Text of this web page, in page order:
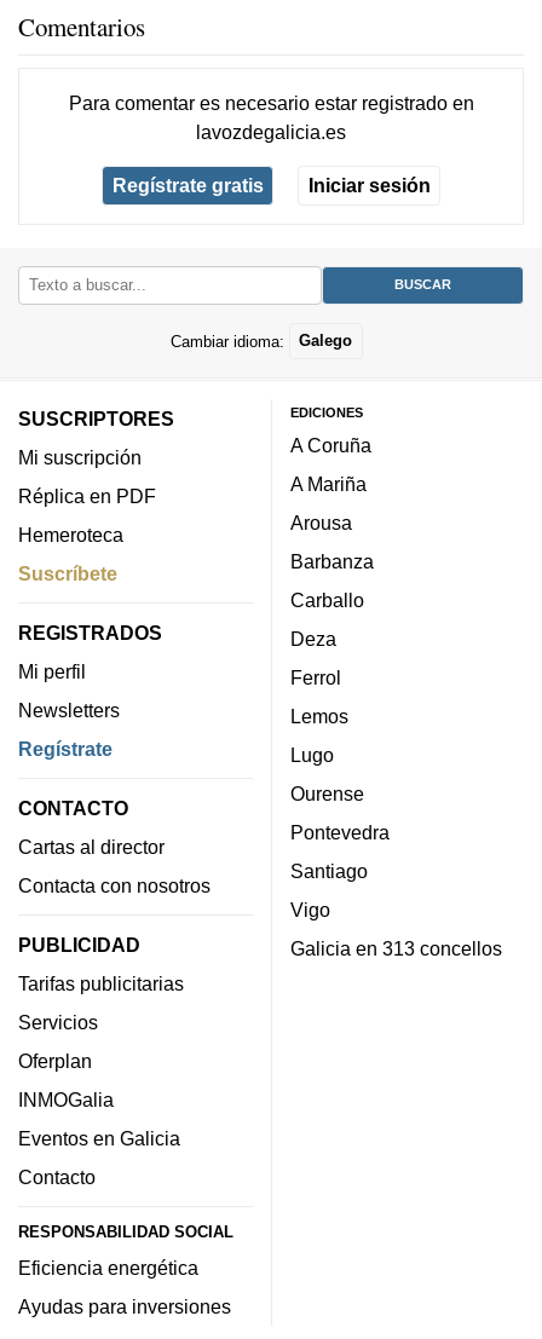
Comentarios
Para comentar es necesario estar registradoen
lavozdegalicia.es
Regístrate gratis Iniciar sesión
Cambiar idioma: Galego
SUSCRIPTORES
Mi suscripción
Réplica en PDF
Hemeroteca
Suscríbete
REGISTRADOS
Mi perfil
Newsletters
Regístrate
CONTACTO
Cartas al director
Contacta con nosotros
PUBLICIDAD
Tarifas publicitarias
Servicios
Oferplan
INMOGalia
Eventos en Galicia
Contacto
RESPONSABILIDAD SOCIAL
Eficiencia energética
Ayudas para inversiones
EDICIONES
A Coruña
A Mariña
Arousa
Barbanza
Carballo
Deza
Ferrol
Lemos
Lugo
Ourense
Pontevedra
Santiago
Vigo
Galicia en 313 concellos